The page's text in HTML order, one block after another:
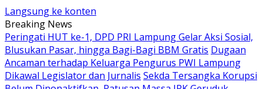
Langsung ke konten
Breaking News
Peringati HUT ke-1, DPD PRI Lampung Gelar Aksi Sosial,
Blusukan Pasar, hingga Bagi-Bagi BBM Gratis Dugaan
Ancaman terhadap Keluarga Pengurus PWI Lampung
Dikawal Legislator dan Jurnalis Sekda Tersangka Korupsi